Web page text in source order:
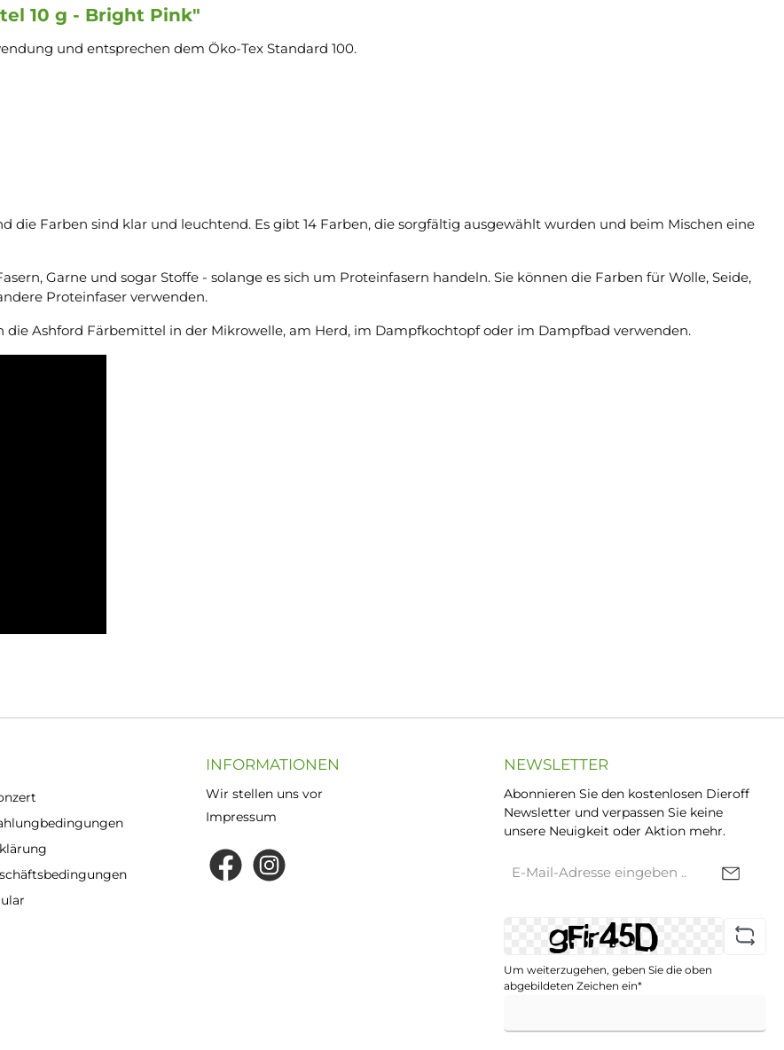
10 g - Bright Pink"
und entsprechen dem Öko-Tex Standard 100.
die Farben sind klar und leuchtend. Es gibt 14 Farben, die sorgfältig ausgewählt wurden und beim Mischen eine
Garne und sogar Stoffe - solange es sich um Proteinfasern handeln. Sie können die Farben für Wolle, Seide,
Proteinfaser verwenden.
die Ashford Färbemittel in der Mikrowelle, am Herd, im Dampfkochtopf oder im Dampfbad verwenden.
INFORMATIONEN
Wir stellen uns vor
Impressum
NEWSLETTER
Abonnieren Sie den kostenlosen Dieroff
Newsletter und verpassen Sie keine
unsere Neuigkeit oder Aktion mehr.
Mail-
Um weiterzugehen, geben Sie die oben
abgebildeten Zeichen ein*